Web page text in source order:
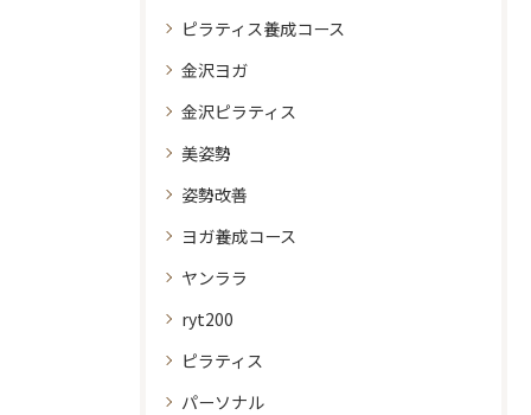
ピラティス養成コース
金沢ヨガ
金沢ピラティス
美姿勢
姿勢改善
ヨガ養成コース
ヤンララ
ryt200
ピラティス
パーソナル